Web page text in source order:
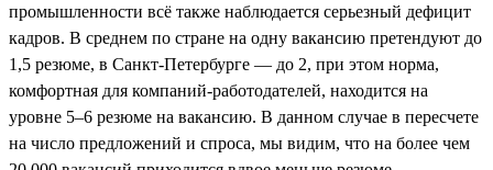
промышленности всё также наблюдается серьезный дефицит
кадров. В среднем по стране на одну вакансию претендуют до
1,5 резюме, в Санкт-Петербурге — до 2, при этом норма,
комфортная для компаний-работодателей, находится на
уровне 5–6 резюме на вакансию. В данном случае в пересчете
на число предложений и спроса, мы видим, что на более чем